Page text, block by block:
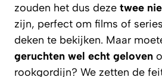
zouden het dus deze twee
zijn, perfect om films of
deken te bekijken. Maar
geruchten wel echt geloven
rookgordijn? We zetten de